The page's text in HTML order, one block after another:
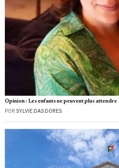
Opinion : Les enfants ne peuvent plus attendre
POR SYLVIE DAS DORES